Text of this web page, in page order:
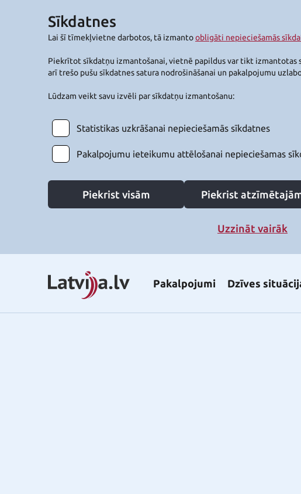
Sīkdatnes
Lai šī tīmekļvietne darbotos, tā izmantoobligāti nepieciešamās
Piekrītot sīkdatņu izmantošanai, vietnē papildus var tikt izmantotas
arī trešo pušu sīkdatnes satura nodrošināšanai un pakalpojumu
Lūdzam veikt savu izvēli par sīkdatņu izmantošanu:
Statistikas uzkrāšanai nepieciešamās sīkdatnes
Pakalpojumu ieteikumu attēlošanai nepieciešamas
Piekrist visām Piekrist
Uzzināt vairāk
Pakalpojumi Dzīves